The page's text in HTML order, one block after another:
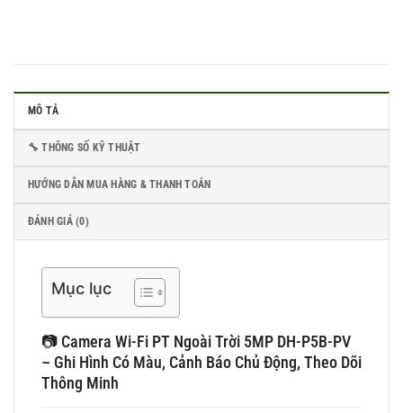
MÔ TẢ
🔧 THÔNG SỐ KỸ THUẬT
HƯỚNG DẪN MUA HÀNG & THANH TOÁN
ĐÁNH GIÁ (0)
Mục lục
📷 Camera Wi-Fi PT Ngoài Trời 5MP DH-P5B-PV
– Ghi Hình Có Màu, Cảnh Báo Chủ Động, Theo Dõi
Thông Minh